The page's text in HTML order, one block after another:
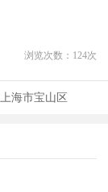
浏览次数： 124次
上海市宝山区